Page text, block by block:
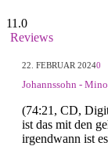
11.0
Reviews
22. FEBRUAR 20240
Johannssohn -
(74:21, CD,
ist das mit den
irgendwann ist